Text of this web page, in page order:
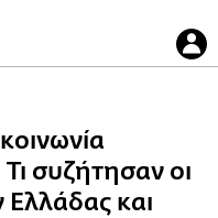
συζήτησαν οι
και